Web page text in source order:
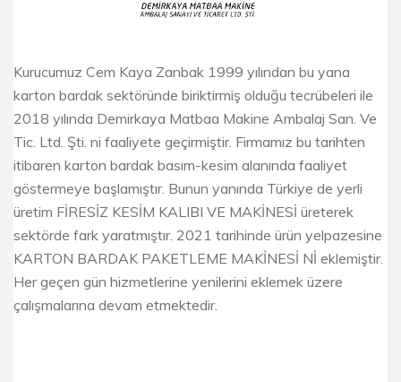
Kurucumuz Cem Kaya Zanbak 1999 yılından bu yana
karton bardak sektöründe biriktirmiş olduğu tecrübeleri ile
2018 yılında Demirkaya Matbaa Makine Ambalaj San. Ve
Tic. Ltd. Şti. ni faaliyete geçirmiştir. Firmamız bu tarihten
itibaren karton bardak basım-kesim alanında faaliyet
göstermeye başlamıştır. Bunun yanında Türkiye de yerli
üretim FİRESİZ KESİM KALIBI VE MAKİNESİ üreterek
sektörde fark yaratmıştır. 2021 tarihinde ürün yelpazesine
KARTON BARDAK PAKETLEME MAKİNESİ Nİ eklemiştir.
Her geçen gün hizmetlerine yenilerini eklemek üzere
çalışmalarına devam etmektedir.